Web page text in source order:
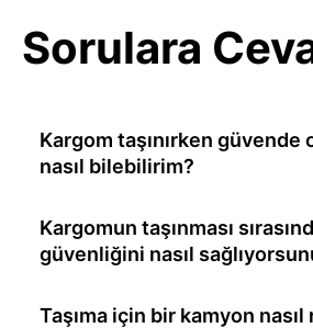
Sorulara
Kargom taşınırken güvende
nasıl bilebilirim?
Kargomun taşınması
güvenliğini nasıl
Taşıma için bir kamyon